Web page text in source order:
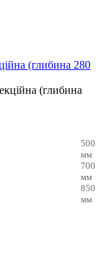
(глибина 280
500
мм
700
мм
850
мм